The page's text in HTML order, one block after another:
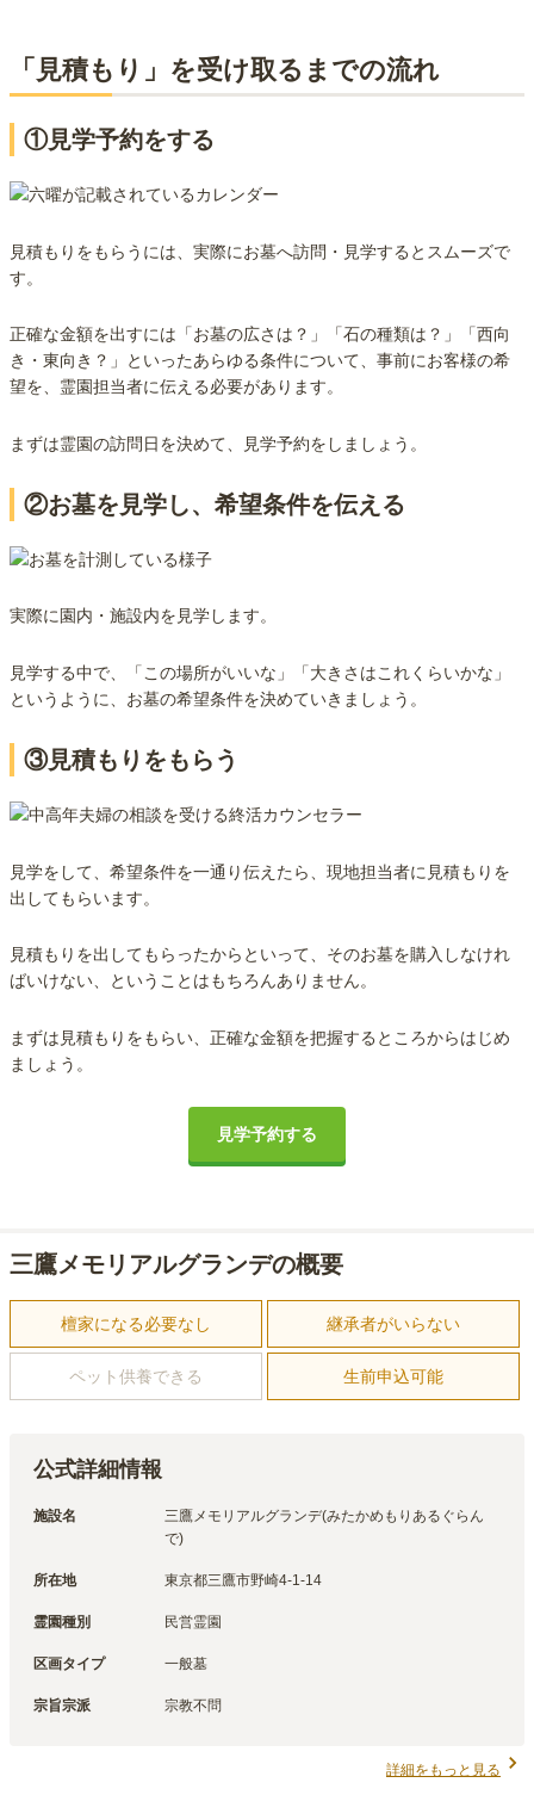
「見積もり」を受け取るまでの流れ
①見学予約をする
見積もりをもらうには、実際にお墓へ訪問・見学するとスムーズで
す。
正確な金額を出すには「お墓の広さは？」「石の種類は？」「西向
き・東向き？」といったあらゆる条件について、事前にお客様の希
望を、霊園担当者に伝える必要があります。
まずは霊園の訪問日を決めて、見学予約をしましょう。
②お墓を見学し、希望条件を伝える
実際に園内・施設内を見学します。
見学する中で、「この場所がいいな」「大きさはこれくらいかな」
というように、お墓の希望条件を決めていきましょう。
③見積もりをもらう
見学をして、希望条件を一通り伝えたら、現地担当者に見積もりを
出してもらいます。
見積もりを出してもらったからといって、そのお墓を購入しなけれ
ばいけない、ということはもちろんありません。
まずは見積もりをもらい、正確な金額を把握するところからはじめ
ましょう。
見学予約する
三鷹メモリアルグランデの概要
檀家になる必要なし 継承者がいらない
ペット供養できる 生前申込可能
公式詳細情報
施設名
三鷹メモリアルグランデ(みたかめもりあるぐらん
で)
所在地 東京都三鷹市野崎4-1-14
霊園種別 民営霊園
区画タイプ 一般墓
宗旨宗派 宗教不問
詳細をもっと見る